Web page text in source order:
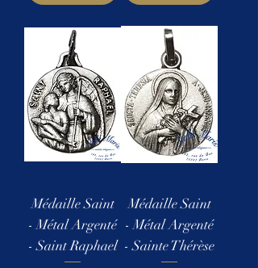
Médaille Saint
- Métal Argenté
- Saint Raphael
Médaille Saint
- Métal Argenté
- Sainte Thérèse